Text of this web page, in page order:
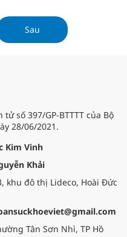
Sau
số 397/GP-BTTTT của Bộ
28/06/2021.
Kim Vinh
Khải
khu đô thị Lideco, Hoài Đức
Tân Sơn Nhì, TP Hồ